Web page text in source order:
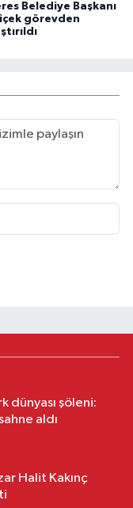
Belediye Başkanı
görevden
dünyası şöleni:
aldı
Halit Kakınç